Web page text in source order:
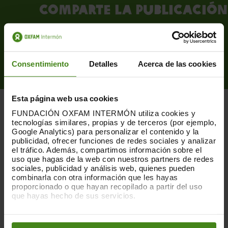
Consentimiento Detalles Acerca de las cookies
Esta página web usa cookies
FUNDACIÓN OXFAM INTERMÓN utiliza cookies y
tecnologías similares, propias y de terceros (por ejemplo,
Google Analytics) para personalizar el contenido y la
publicidad, ofrecer funciones de redes sociales y analizar
el tráfico. Además, compartimos información sobre el
uso que hagas de la web con nuestros partners de redes
sociales, publicidad y análisis web, quienes pueden
combinarla con otra información que les hayas
proporcionado o que hayan recopilado a partir del uso
que hayas hecho de sus servicios.
preferencias accediendo a nuestraPolítica de Cookieso
Comparte la publicación
PUBLICACIONES RELACIONADAS